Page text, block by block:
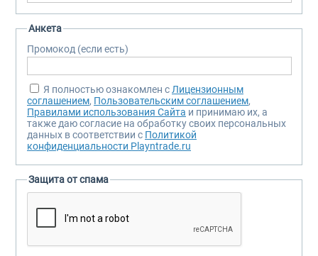
Анкета
Промокод (если есть)
Я полностью ознакомлен с Лицензионным
соглашением, Пользовательским соглашением,
Правилами использования Сайта и принимаю их, а
также даю согласие на обработку своих персональных
данных в соответствии с Политикой
конфиденциальности Playntrade.ru
Защита от спама